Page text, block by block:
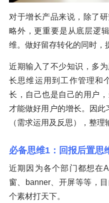
对于增长产品来说，除了
略外，更重要是从底层逻
维。做好留存转化的同时，
近期输入了不少知识，多
长思维运用到工作管理和
长，自己也是自己的用户
才能做好用户的增长。因
（需求运用及反思），整理
必备思维1：回报后置思
近期因为各个部门都想在
窗、banner、开屏等等，
个素材打天下。